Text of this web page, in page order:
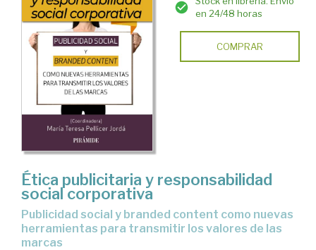
en 24/48 horas
COMPRAR
Ética publicitaria y responsabilidad
social corporativa
publicidad social y branded content como nuevas
herramientas para transmitir los valores de las
marcas